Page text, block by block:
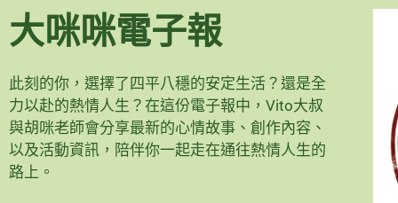
大咪咪電子報
此刻的你，選擇了四平八穩的安定生活？還是全
力以赴的熱情人生？在這份電子報中，Vito大叔
與胡咪老師會分享最新的心情故事、創作內容、
以及活動資訊，陪伴你一起走在通往熱情人生的
路上。